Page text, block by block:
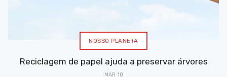
NOSSO PLANETA
Reciclagem de papel ajuda a preservar árvores
MAR 10